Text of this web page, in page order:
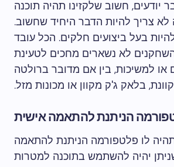
יודעים, חשוב שלקזינו תהיה תוכנה
לא צריך להיות הדבר היחיד שחשוב.
בעל ביצועים חלקים. הכל עובד
לא נשארים מחכים לטעינת
למשיכות, בין אם מדובר ברולטה
בלאק ג'ק מקוון או מכונות מזל.
הניתנת להתאמה אישית
לו פלטפורמה הניתנת להתאמה
יהיה להשתמש בתוכנה למטרות